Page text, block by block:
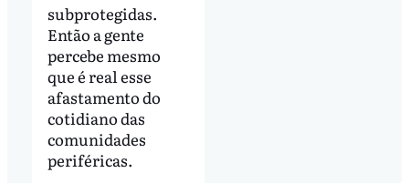
subprotegidas.
Então a gente
percebe mesmo
que é real esse
afastamento do
cotidiano das
comunidades
periféricas.